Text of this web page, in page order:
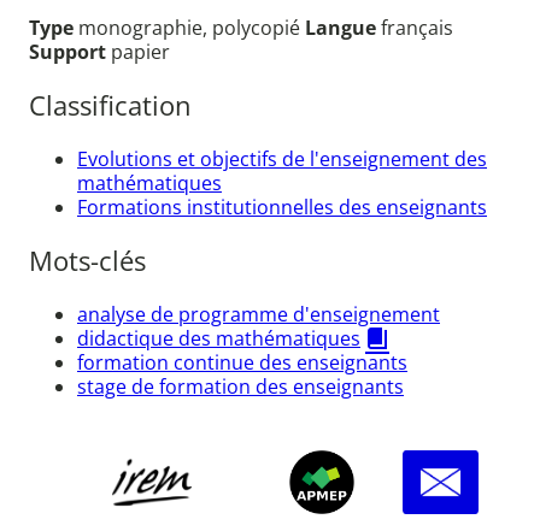
Type monographie, polycopié Languefrançais
Support papier
Classification
Evolutions et objectifs de l'enseignement des
mathématiques
Formations institutionnelles des enseignants
Mots-clés
analyse de programme d'enseignement
didactique des mathématiques
formation continue des enseignants
stage de formation des enseignants